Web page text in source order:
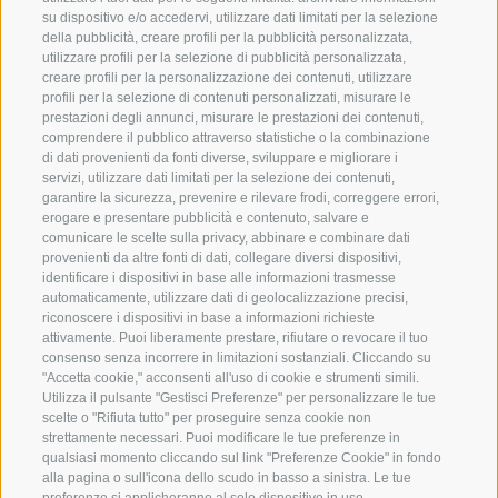
su dispositivo e/o accedervi, utilizzare dati limitati per la selezione
della pubblicità, creare profili per la pubblicità personalizzata,
utilizzare profili per la selezione di pubblicità personalizzata,
creare profili per la personalizzazione dei contenuti, utilizzare
profili per la selezione di contenuti personalizzati, misurare le
prestazioni degli annunci, misurare le prestazioni dei contenuti,
comprendere il pubblico attraverso statistiche o la combinazione
di dati provenienti da fonti diverse, sviluppare e migliorare i
servizi, utilizzare dati limitati per la selezione dei contenuti,
garantire la sicurezza, prevenire e rilevare frodi, correggere errori,
erogare e presentare pubblicità e contenuto, salvare e
comunicare le scelte sulla privacy, abbinare e combinare dati
provenienti da altre fonti di dati, collegare diversi dispositivi,
identificare i dispositivi in base alle informazioni trasmesse
automaticamente, utilizzare dati di geolocalizzazione precisi,
riconoscere i dispositivi in base a informazioni richieste
attivamente. Puoi liberamente prestare, rifiutare o revocare il tuo
consenso senza incorrere in limitazioni sostanziali. Cliccando su
"Accetta cookie," acconsenti all'uso di cookie e strumenti simili.
Utilizza il pulsante "Gestisci Preferenze" per personalizzare le tue
scelte o "Rifiuta tutto" per proseguire senza cookie non
strettamente necessari. Puoi modificare le tue preferenze in
qualsiasi momento cliccando sul link "Preferenze Cookie" in fondo
alla pagina o sull'icona dello scudo in basso a sinistra. Le tue
360° VIEW
FOTO & VIDEO
EVENTI
Questi prodotti e produttori sono attivamente
coinvolti nel programma dell'evento Eisacktaler
Kost.
BROCHURE "EISACKTALER KOST"